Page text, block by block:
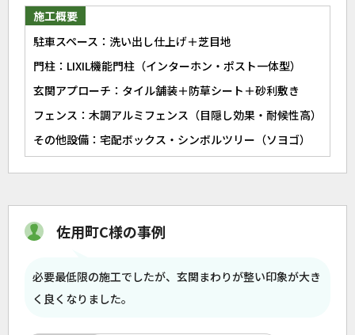
施工概要
駐車スペース：洗い出し仕上げ＋芝目地
門柱：LIXIL機能門柱（インターホン・ポスト一体型）
玄関アプローチ：タイル舗装＋防草シート＋砂利敷き
フェンス：木調アルミフェンス（目隠し効果・耐候性高）
その他設備：宅配ボックス・シンボルツリー（ソヨゴ）
佐用町C様の事例
必要最低限の施工でしたが、玄関まわりが整い印象が大き
く良くなりました。